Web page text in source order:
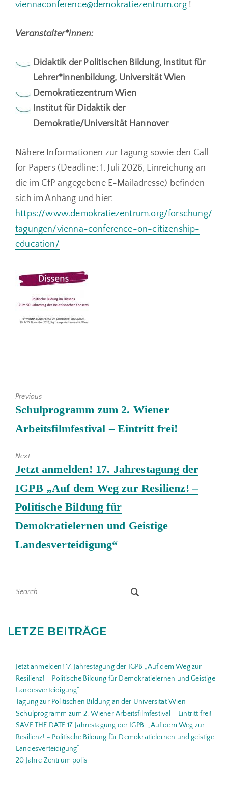
viennaconference@demokratiezentrum.org!
Veranstalter*innen:
Didaktik der Politischen Bildung, Institut für
Lehrer*innenbildung, Universität Wien
Demokratiezentrum Wien
Institut für Didaktik der
Demokratie/Universität Hannover
Nähere Informationen zur Tagung sowie den Call
for Papers (Deadline: 1. Juli 2026, Einreichung an
die im CfP angegebene E-Mailadresse) befinden
sich im Anhang und hier:
https://www.demokratiezentrum.org/forschung/
tagungen/vienna-conference-on-citizenship-
education/
Previous
Previous
post:
Schulprogramm zum 2. Wiener
Arbeitsfilmfestival – Eintritt frei!
Next
Next
Jetzt anmelden! 17. Jahrestagung der
IGPB „Auf dem Weg zur Resilienz! –
Politische Bildung für
Demokratielernen und Geistige
Landesverteidigung“
LETZE BEITRÄGE
Jetzt anmelden! 17. Jahrestagung der IGPB „Auf dem Weg zur
Resilienz! – Politische Bildung für Demokratielernen und Geistige
Landesverteidigung“
Tagung zur Politischen Bildung an der Universität Wien
Schulprogramm zum 2. Wiener Arbeitsfilmfestival – Eintritt frei!
SAVE THE DATE 17. Jahrestagung der IGPB: „Auf dem Weg zur
Resilienz! – Politische Bildung für Demokratielernen und geistige
Landesverteidigung“
20 Jahre Zentrum polis